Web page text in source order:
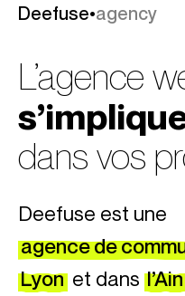
Deefuse•agency
L’agence
dans vos
Deefuse est une
agence de
Lyonet dans l’Ain
Deefuse•agency